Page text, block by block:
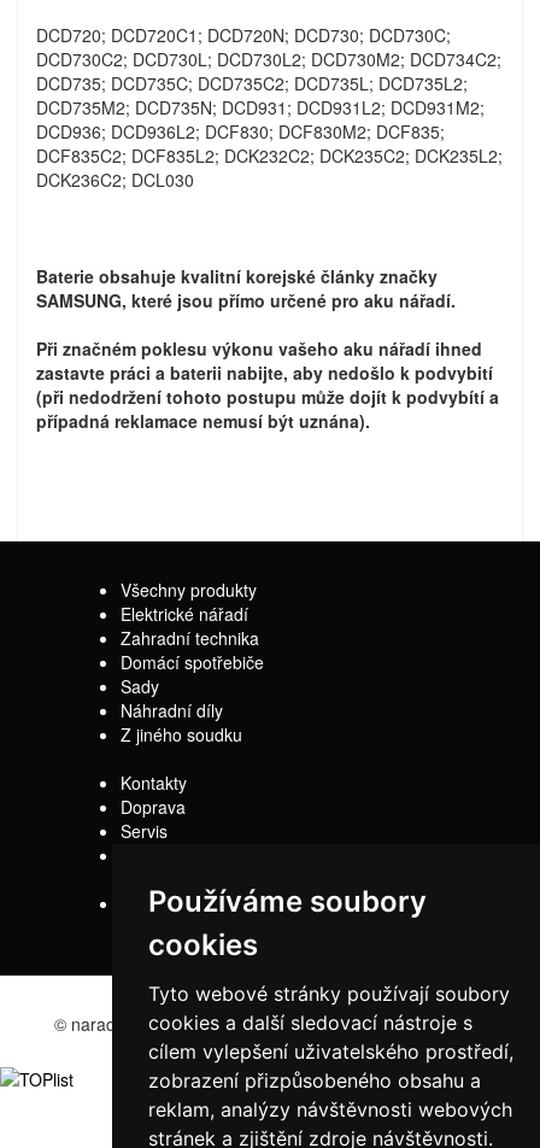
Používáme soubory
cookies
Tyto webové stránky používají soubory
cookies a další sledovací nástroje s
cílem vylepšení uživatelského prostředí,
zobrazení přizpůsobeného obsahu a
reklam, analýzy návštěvnosti webových
stránek a zjištění zdroje návštěvnosti.
DCD720; DCD720C1; DCD720N; DCD730; DCD730C;
DCD730C2; DCD730L; DCD730L2; DCD730M2; DCD734C2;
DCD735; DCD735C; DCD735C2; DCD735L; DCD735L2;
DCD735M2; DCD735N; DCD931; DCD931L2; DCD931M2;
DCD936; DCD936L2; DCF830; DCF830M2; DCF835;
DCF835C2; DCF835L2; DCK232C2; DCK235C2; DCK235L2;
DCK236C2; DCL030
Baterie obsahuje kvalitní korejské články značky
SAMSUNG, které jsou přímo určené pro aku nářadí.
Při značném poklesu výkonu vašeho aku nářadí ihned
zastavte práci a baterii nabijte, aby nedošlo k podvybití
(při nedodržení tohoto postupu může dojít k podvybítí a
případná reklamace nemusí být uznána).
Všechny produkty
Elektrické nářadí
Zahradní technika
Domácí spotřebiče
Sady
Náhradní díly
Z jiného soudku
Kontakty
Doprava
Servis
Reklamační řád
© naradi-bd.cz 2016